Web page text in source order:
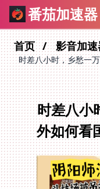
番茄加速器
首页 影音加
时差八小时，乡愁一
时差八小
外如何看